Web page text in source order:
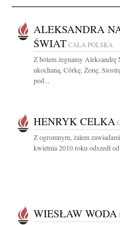
ALEKSANDRA
ŚWIAT CAŁA POLSKA
Z bólem żegnamy Aleksandrę
ukochaną, Córkę, Żonę,
pod...
HENRYK CELKA
Z ogromnym, żalem
kwietnia 2010 roku odszedł
WIESŁAW WODA